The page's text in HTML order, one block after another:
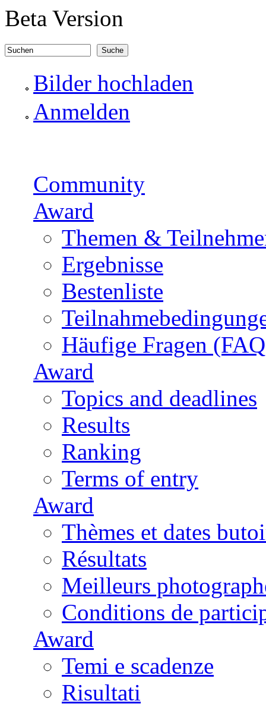
Direkt zum Inhalt
Beta Version
Suchformular
Bilder hochladen
Anmelden
Community
Award
Themen &
Ergebnisse
Bestenliste
Häufige Fragen
Award
Topics and deadlines
Results
Ranking
Terms of entry
Award
Thèmes et dates
Résultats
Meilleurs
Conditions de
Award
Temi e scadenze
Risultati